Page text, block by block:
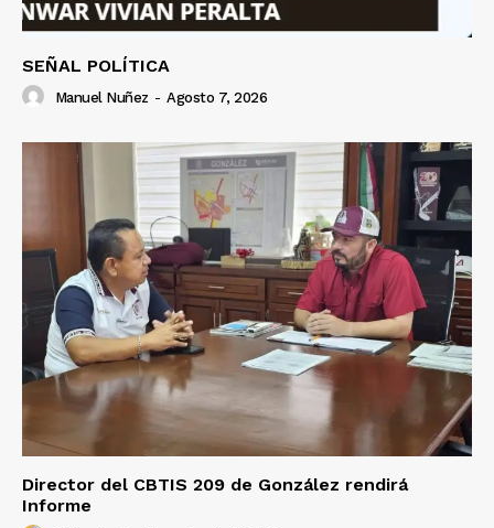
SEÑAL POLÍTICA
Manuel Nuñez - Agosto 7, 2026
Director del CBTIS 209 de González rendirá
Informe